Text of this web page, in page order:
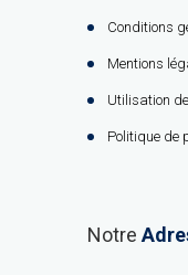
Conditions
Mentions
Utilisation
Politique de
Notre